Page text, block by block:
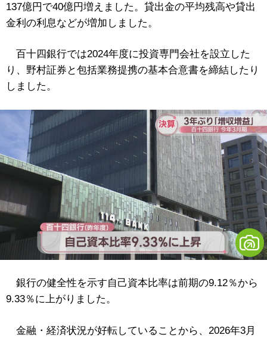
137億円で40億円増えました。貸出金の平均残高や貸出
金利の利息などが増加しました。
百十四銀行では2024年度に投資専門会社を設立した
り、野村証券と包括業務提携の基本合意書を締結したり
しました。
銀行の健全性を示す自己資本比率は前期の9.12％から
9.33％に上がりました。
金融・経済状況が好転していることから、2026年3月